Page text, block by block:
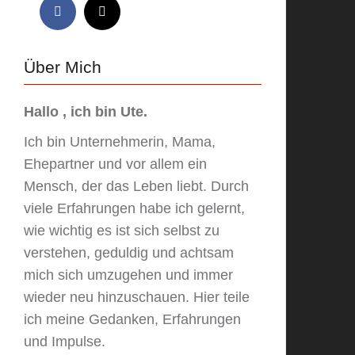
Über Mich
Hallo , ich bin Ute.
Ich bin Unternehmerin, Mama,
Ehepartner und vor allem ein
Mensch, der das Leben liebt. Durch
viele Erfahrungen habe ich gelernt,
wie wichtig es ist sich selbst zu
verstehen, geduldig und achtsam
mich sich umzugehen und immer
wieder neu hinzuschauen. Hier teile
ich meine Gedanken, Erfahrungen
und Impulse.